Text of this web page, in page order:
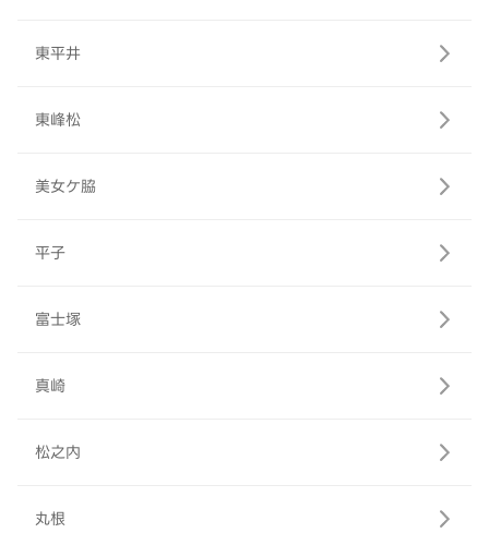
東平井
東峰松
美女ケ脇
平子
富士塚
真崎
松之内
丸根